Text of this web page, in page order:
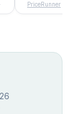
PriceRunner